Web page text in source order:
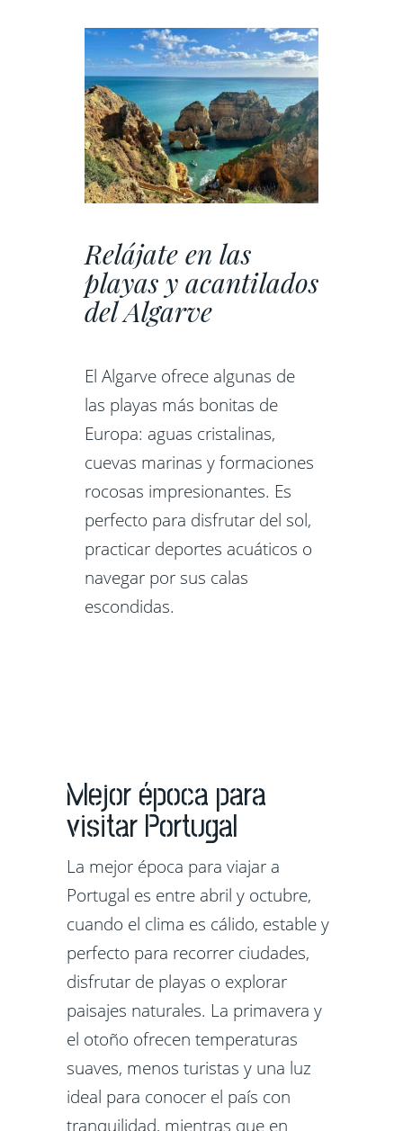
Relájate en las
playas y acantilados
del Algarve
El Algarve ofrece algunas de
las playas más bonitas de
Europa: aguas cristalinas,
cuevas marinas y formaciones
rocosas impresionantes. Es
perfecto para disfrutar del sol,
practicar deportes acuáticos o
navegar por sus calas
escondidas.
Mejor época para
visitar Portugal
La mejor época para viajar a
Portugal es entre abril y octubre,
cuando el clima es cálido, estable y
perfecto para recorrer ciudades,
disfrutar de playas o explorar
paisajes naturales. La primavera y
el otoño ofrecen temperaturas
suaves, menos turistas y una luz
ideal para conocer el país con
tranquilidad, mientras que en